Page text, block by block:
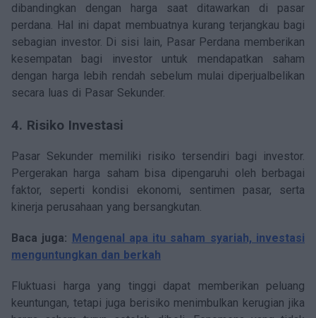
dibandingkan dengan harga saat ditawarkan di pasar
perdana. Hal ini dapat membuatnya kurang terjangkau bagi
sebagian investor. Di sisi lain, Pasar Perdana memberikan
kesempatan bagi investor untuk mendapatkan saham
dengan harga lebih rendah sebelum mulai diperjualbelikan
secara luas di Pasar Sekunder.
4. Risiko Investasi
Pasar Sekunder memiliki risiko tersendiri bagi investor.
Pergerakan harga saham bisa dipengaruhi oleh berbagai
faktor, seperti kondisi ekonomi, sentimen pasar, serta
kinerja perusahaan yang bersangkutan.
Baca juga: Mengenal apa itu saham syariah, investasi
menguntungkan dan berkah
Fluktuasi harga yang tinggi dapat memberikan peluang
keuntungan, tetapi juga berisiko menimbulkan kerugian jika